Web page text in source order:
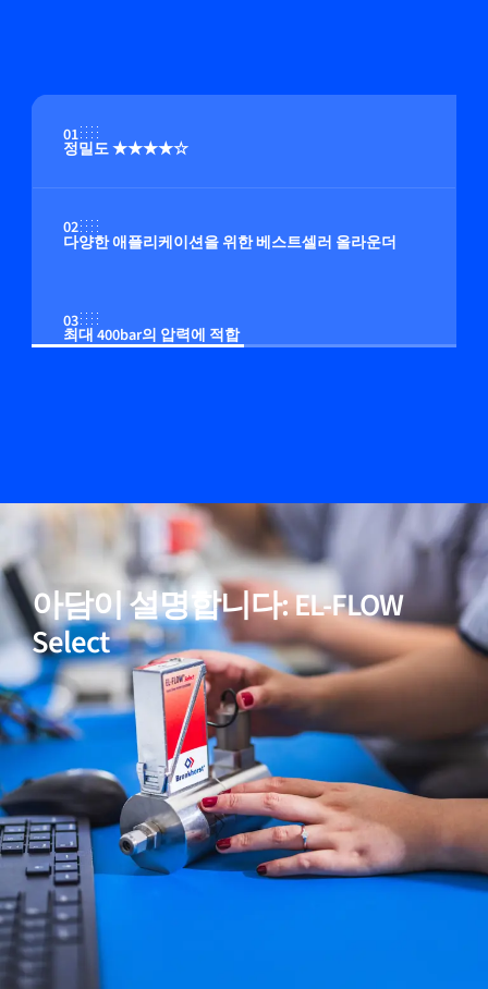
01
정밀도 ★★★★☆
02
다양한 애플리케이션을 위한 베스트셀러 올라운더
03
최대 400bar의 압력에 적합
05
고순도 및 저 ΔP 응용을 위한 모델 포함
06
입증된 성능
아담이 설명합니다: EL-FLOW
Select